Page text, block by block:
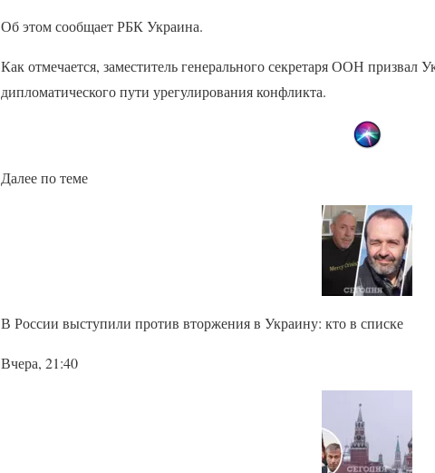
Об этом сообщает РБК Украина.
Как отмечается, заместитель генерального секретаря ООН
дипломатического пути урегулирования конфликта.
Далее по теме
В России выступили против вторжения в Украину: кто в списке
Вчера, 21:40